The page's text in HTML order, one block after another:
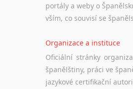
portály a weby o
Organizace a instituce
Oficiální stránky
španělštiny, práci ve